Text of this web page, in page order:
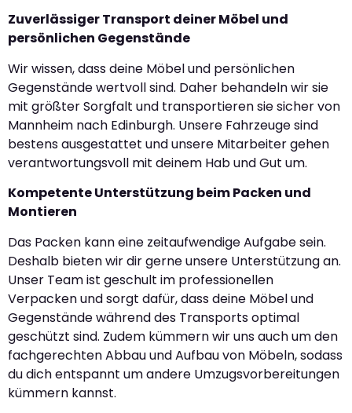
Zuverlässiger Transport deiner Möbel und
persönlichen Gegenstände
Wir wissen, dass deine Möbel und persönlichen
Gegenstände wertvoll sind. Daher behandeln wir sie
mit größter Sorgfalt und transportieren sie sicher von
Mannheim nach Edinburgh. Unsere Fahrzeuge sind
bestens ausgestattet und unsere Mitarbeiter gehen
verantwortungsvoll mit deinem Hab und Gut um.
Kompetente Unterstützung beim Packen und
Montieren
Das Packen kann eine zeitaufwendige Aufgabe sein.
Deshalb bieten wir dir gerne unsere Unterstützung an.
Unser Team ist geschult im professionellen
Verpacken und sorgt dafür, dass deine Möbel und
Gegenstände während des Transports optimal
geschützt sind. Zudem kümmern wir uns auch um den
fachgerechten Abbau und Aufbau von Möbeln, sodass
du dich entspannt um andere Umzugsvorbereitungen
kümmern kannst.